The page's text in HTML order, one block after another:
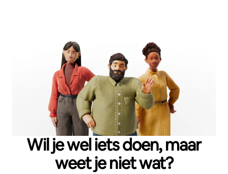
Wil je wel iets doen, maar
weet je niet wat?